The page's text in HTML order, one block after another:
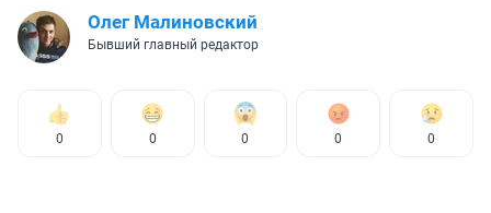
Олег Малиновский
Бывший главный редактор
0 0 0 0 0